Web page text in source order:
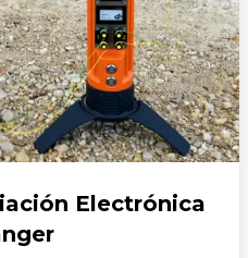
Electrónica